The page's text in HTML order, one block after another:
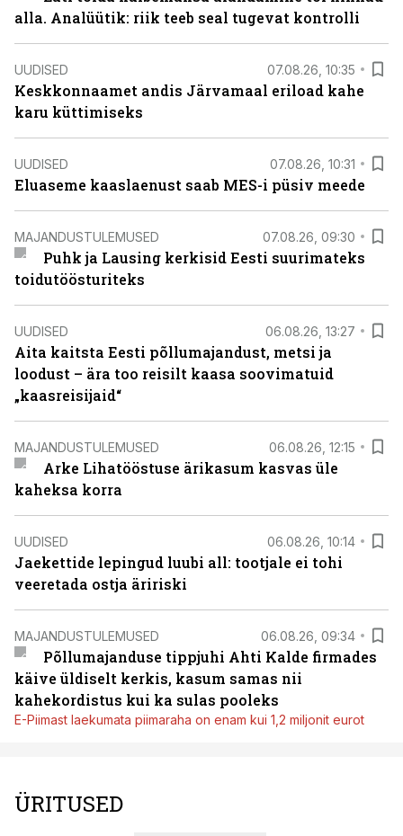
alla. Analüütik: riik teeb seal tugevat kontrolli
UUDISED 07.08.26, 10:35
Keskkonnaamet andis Järvamaal eriload kahe
karu küttimiseks
UUDISED 07.08.26, 10:31
Eluaseme kaaslaenust saab MES-i püsiv meede
MAJANDUSTULEMUSED 07.08.26, 09:30
Puhk ja Lausing kerkisid Eesti suurimateks
toidutöösturiteks
UUDISED 06.08.26, 13:27
Aita kaitsta Eesti põllumajandust, metsi ja
loodust – ära too reisilt kaasa soovimatuid
„kaasreisijaid“
MAJANDUSTULEMUSED 06.08.26, 12:15
Arke Lihatööstuse ärikasum kasvas üle
kaheksa korra
UUDISED 06.08.26, 10:14
Jaekettide lepingud luubi all: tootjale ei tohi
veeretada ostja äririski
MAJANDUSTULEMUSED 06.08.26, 09:34
Põllumajanduse tippjuhi Ahti Kalde firmades
käive üldiselt kerkis, kasum samas nii
kahekordistus kui ka sulas pooleks
E-Piimast laekumata piimaraha on enam kui 1,2 miljonit eurot
ÜRITUSED